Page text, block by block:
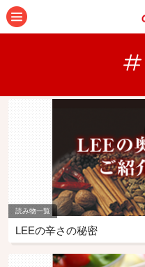
読み物一覧
LEEの辛さの秘密